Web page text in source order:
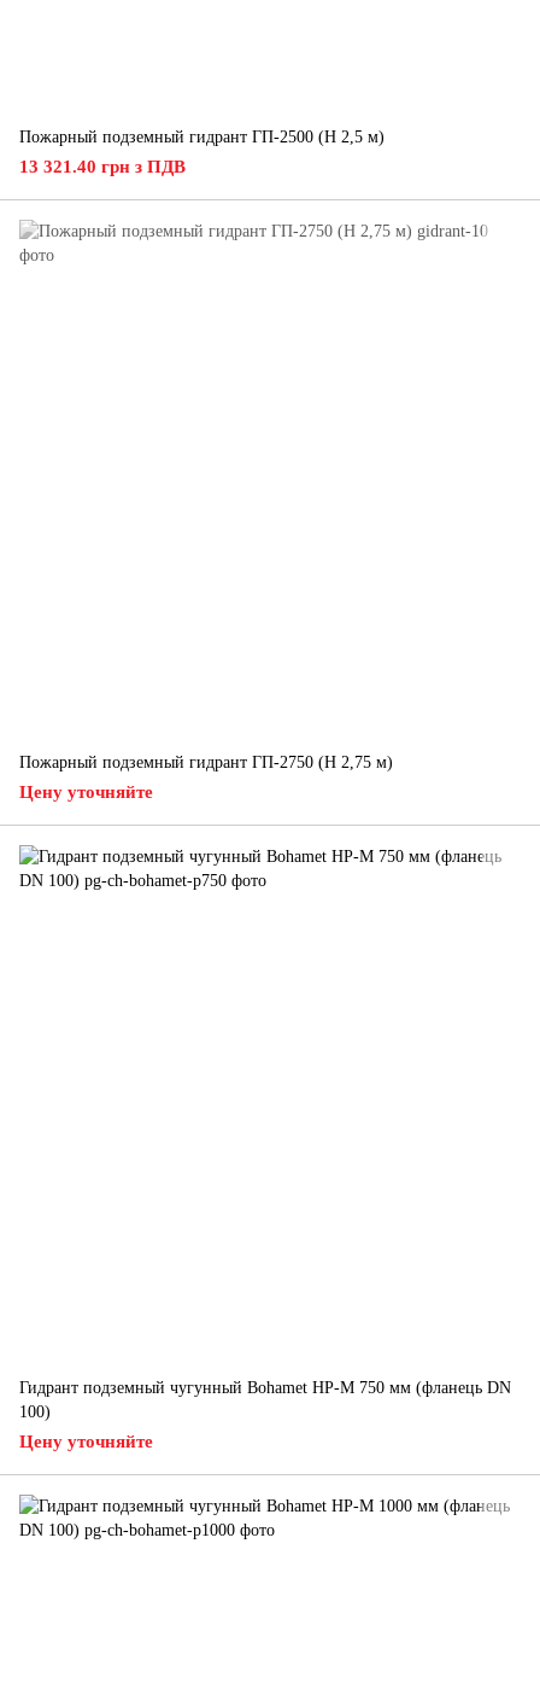
Пожарный подземный гидрант ГП-2500 (H 2,5 м)
13 321.40 грн з ПДВ
Пожарный подземный гидрант ГП-2750 (H 2,75 м)
Цену уточняйте
Гидрант подземный чугунный Bohamet HP-M 750 мм (фланець DN
100)
Цену уточняйте